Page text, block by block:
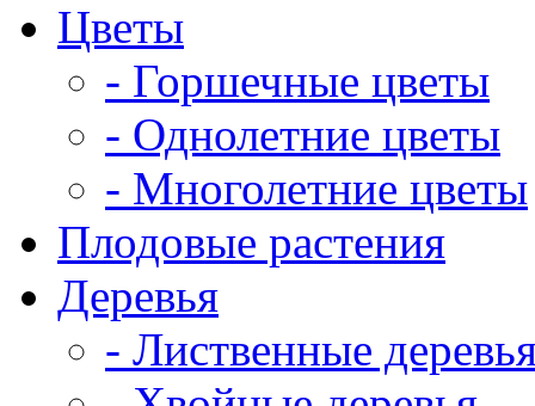
Цветы
- Горшечные цветы
- Однолетние цветы
- Многолетние цветы
Плодовые растения
Деревья
- Лиственные